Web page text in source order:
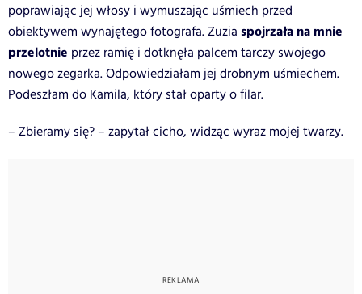
poprawiając jej włosy i wymuszając uśmiech przed
obiektywem wynajętego fotografa. Zuzia spojrzała na mnie
przelotnie przez ramię i dotknęła palcem tarczy swojego
nowego zegarka. Odpowiedziałam jej drobnym uśmiechem.
Podeszłam do Kamila, który stał oparty o filar.
– Zbieramy się? – zapytał cicho, widząc wyraz mojej twarzy.